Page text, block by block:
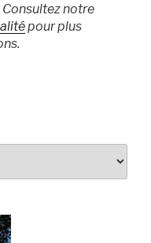
Consultez notre
pour plus